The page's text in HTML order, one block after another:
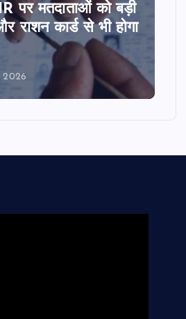
पर मतदाताओं को बड़ी
राशन कार्ड से भी होगा
2026